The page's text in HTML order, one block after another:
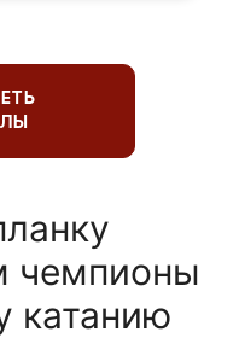
чемпионы
катанию